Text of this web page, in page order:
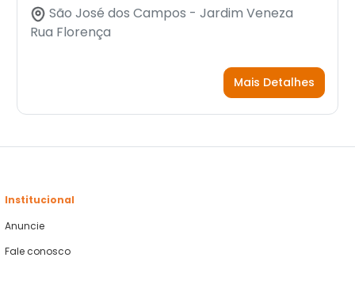
São José dos Campos - Jardim Veneza
Rua Florença
Mais Detalhes
Institucional
Anuncie
Fale conosco